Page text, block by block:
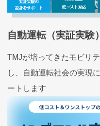
自動運転（実証実験
TMJが培ってきたモビリ
し、自動運転社会の実現
ートします